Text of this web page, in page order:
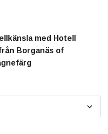
med Hotell
Borganäs of